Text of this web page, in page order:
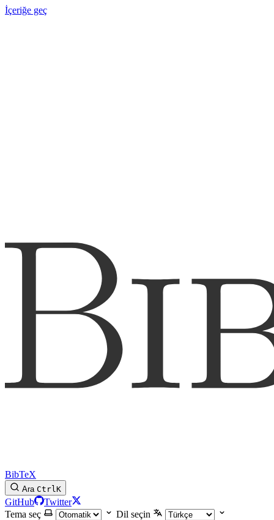
İçeriğe geç
BibTeX
Ara CtrlK
GitHub
Twitter
Tema seç
Dil seçin